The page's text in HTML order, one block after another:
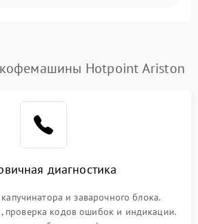
Подробнее →
Hotpoint Ariston
диагностика
и заварочного блока.
проверка кодов ошибок и индикации.